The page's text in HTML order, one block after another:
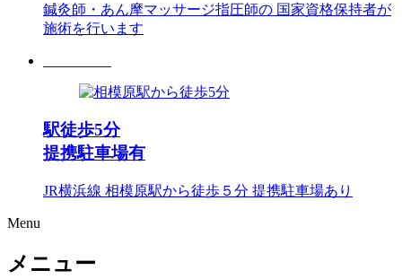
鍼灸師・あん摩マッサージ指圧師の 国家資格保持者が
施術を行います
駅徒歩5分
提携駐車場有
JR横浜線 相模原駅から徒歩５分 提携駐車場あり
Menu
メニュー